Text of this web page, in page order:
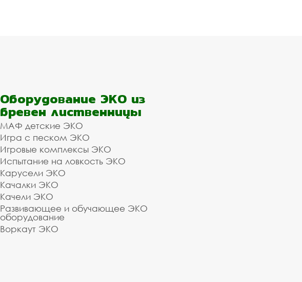
Оборудование ЭКО из
бревен лиственницы
МАФ детские ЭКО
Игра с песком ЭКО
Игровые комплексы ЭКО
Испытание на ловкость ЭКО
Карусели ЭКО
Качалки ЭКО
Качели ЭКО
Развивающее и обучающее ЭКО
оборудование
Воркаут ЭКО